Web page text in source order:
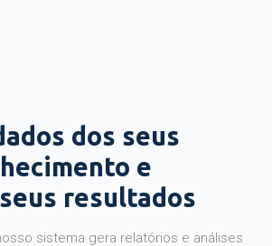
dos seus
e
resultados
sistema gera relatórios e análises